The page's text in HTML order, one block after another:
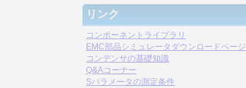
リンク
コンポーネントライブラリ
EMC部品シミュレータダウンロードページ
コンデンサの基礎知識
Q&Aコーナー
Sパラメータの測定条件